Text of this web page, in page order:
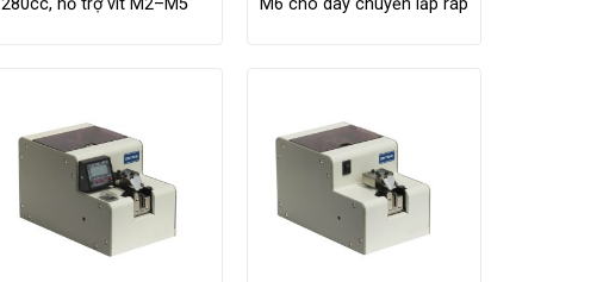
280cc, hỗ trợ vít M2–M5
M6 cho dây chuyền lắp ráp